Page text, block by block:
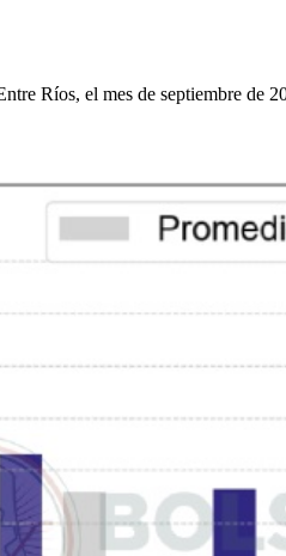
Ríos, el mes de septiembre